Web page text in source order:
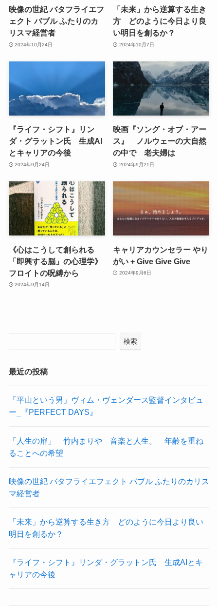
映像の世紀 バタフライエフ
ェクト バブル ふたりのカ
リスマ経営者
2024年10月24日
「未来」から逆算する生き
方 どのように今日より良
い明日を創るか？
2024年10月7日
『ライフ・シフト』リン
ダ・グラットン氏 生成AI
とキャリアの今後
2024年9月24日
映画『ソング・オブ・アー
ス』 ノルウェーの大自然
の中で 老夫婦は
2024年9月21日
《心はこうして創られる
「即興する脳」の心理学》
フロイトの呪縛から
2024年9月14日
キャリアカウンセラー やり
がい + Give Give Give
2024年9月6日
検索
最近の投稿
「平山という男」ヴィム・ヴェンダース監督インタビュ
ー_『PERFECT DAYS』
「人生の扉」 竹内まりや 音楽と人生。 年齢を重ね
ることへの希望
映像の世紀 バタフライエフェクト バブル ふたりのカリス
マ経営者
「未来」から逆算する生き方 どのように今日より良い
明日を創るか？
『ライフ・シフト』リンダ・グラットン氏 生成AIとキ
ャリアの今後